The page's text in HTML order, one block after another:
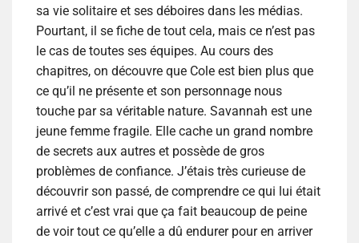
sa vie solitaire et ses déboires dans les médias.
Pourtant, il se fiche de tout cela, mais ce n’est pas
le cas de toutes ses équipes. Au cours des
chapitres, on découvre que Cole est bien plus que
ce qu’il ne présente et son personnage nous
touche par sa véritable nature. Savannah est une
jeune femme fragile. Elle cache un grand nombre
de secrets aux autres et possède de gros
problèmes de confiance. J’étais très curieuse de
découvrir son passé, de comprendre ce qui lui était
arrivé et c’est vrai que ça fait beaucoup de peine
de voir tout ce qu’elle a dû endurer pour en arriver